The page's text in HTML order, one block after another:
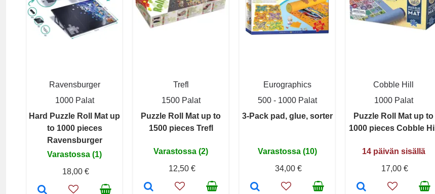
Ravensburger
1000 Palat
Hard Puzzle Roll Mat up
to 1000 pieces
Ravensburger
Varastossa (1)
18,00 €
Trefl
1500 Palat
Puzzle Roll Mat up to
1500 pieces Trefl
Varastossa (2)
12,50 €
Eurographics
500 - 1000 Palat
3-Pack pad, glue, sorter
Varastossa (10)
34,00 €
Cobble Hill
1000 Palat
Puzzle Roll Mat up to
1000 pieces Cobble Hill
14 päivän sisällä
17,00 €